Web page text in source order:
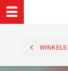
WINKELS